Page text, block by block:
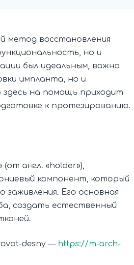
метод восстановления
но и
был идеальным, важно
импланта, но и
на помощь приходит
к протезированию.
англ. «holder»),
компонент, который
Его основная
создать естественный
desny — https://m-arch-